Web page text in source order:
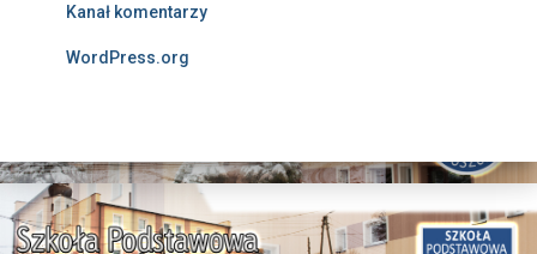
Kanał komentarzy
WordPress.org